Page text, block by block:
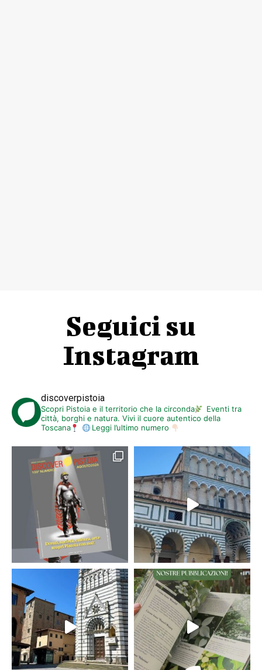
Seguici su
Instagram
discoverpistoia
Scopri Pistoia e il territorio che la circonda
Eventi tra
città, borghi e natura. Vivi il cuore autentico della
Toscana
Leggi l’ultimo numero